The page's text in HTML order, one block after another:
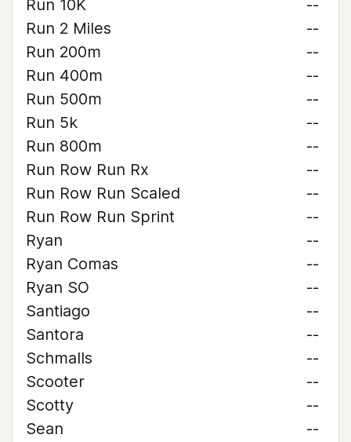
Run 10K
--
Run 2 Miles
--
Run 200m
--
Run 400m
--
Run 500m
--
Run 5k
--
Run 800m
--
Run Row Run Rx
--
Run Row Run Scaled
--
Run Row Run Sprint
--
Ryan
--
Ryan Comas
--
Ryan SO
--
Santiago
--
Santora
--
Schmalls
--
Scooter
--
Scotty
--
Sean
--